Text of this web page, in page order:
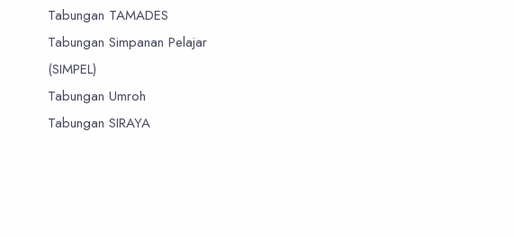
Tabungan TAMADES
Tabungan Simpanan Pelajar
(SIMPEL)
Tabungan Umroh
Tabungan SIRAYA